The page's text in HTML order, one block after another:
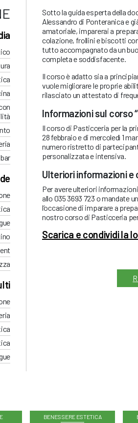
Sotto la guida esperta della
Alessandro di Ponteranica e
amatoriale, imparerai a
colazione, frollini e biscotti
tutto accompagnato da un
completa e soddisfacente.
Il corso è adatto sia a
vuole migliorare le proprie
rilasciato un attestato di
Informazioni sul corso
Il corso di Pasticceria per la
28 febbraio e di mercoledì 1
numero ristretto di
personalizzata e intensiva.
Ulteriori informazioni
Per avere ulteriori
allo 035 3693 723 o mandate
l’occasione di imparare a
nostro corso di Pasticceria
Scarica e condividi la
BENESSERE ESTETICA